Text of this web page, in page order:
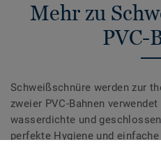
Mehr zu
PVC-
Schweißschnüre werden zur
zweier PVC-Bahnen
wasserdichte und
perfekte Hygiene und